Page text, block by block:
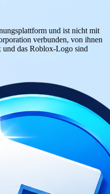
und ist nicht mit
verbunden, von ihnen
und das Roblox-Logo sind